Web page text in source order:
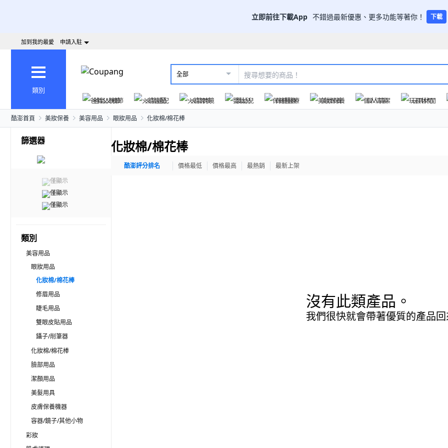
立即前往下載App 不錯過最新優惠、更多功能等著你！ 下載
加到我的最愛 申請入駐
類別
全部
爸氣父親節 火箭速配 火箭跨境 嬰幼兒 保健醫療 美妝保養 個人清潔 玩具休閒
酷澎首頁 美妝保養 美容用品 眼妝用品 化妝棉/棉花棒
篩選器
僅顯示
僅顯示
僅顯示
類別
美容用品
眼妝用品
化妝棉/棉花棒
修眉用品
睫毛用品
雙眼皮貼用品
鑷子/削筆器
化妝棉/棉花棒
臉部用品
潔顏用品
美髮用具
皮膚保養機器
容器/鏡子/其他小物
彩妝
化妝棉/棉花棒
酷澎評分排名 價格最低 價格最高 最熱銷 最新上架
沒有此類產品。
我們很快就會帶著優質的產品